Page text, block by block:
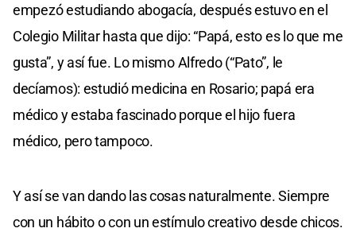
empezó estudiando abogacía, después estuvo en el
Colegio Militar hasta que dijo: “Papá, esto es lo que me
gusta”, y así fue. Lo mismo Alfredo (“Pato”, le
decíamos): estudió medicina en Rosario; papá era
médico y estaba fascinado porque el hijo fuera
médico, pero tampoco.
Y así se van dando las cosas naturalmente. Siempre
con un hábito o con un estímulo creativo desde chicos.